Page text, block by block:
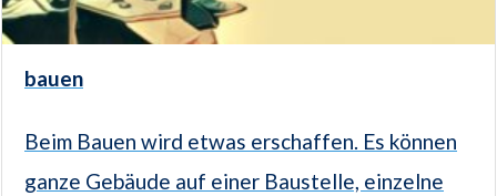
bauen
Beim Bauen wird etwas erschaffen. Es können
ganze Gebäude auf einer Baustelle, einzelne